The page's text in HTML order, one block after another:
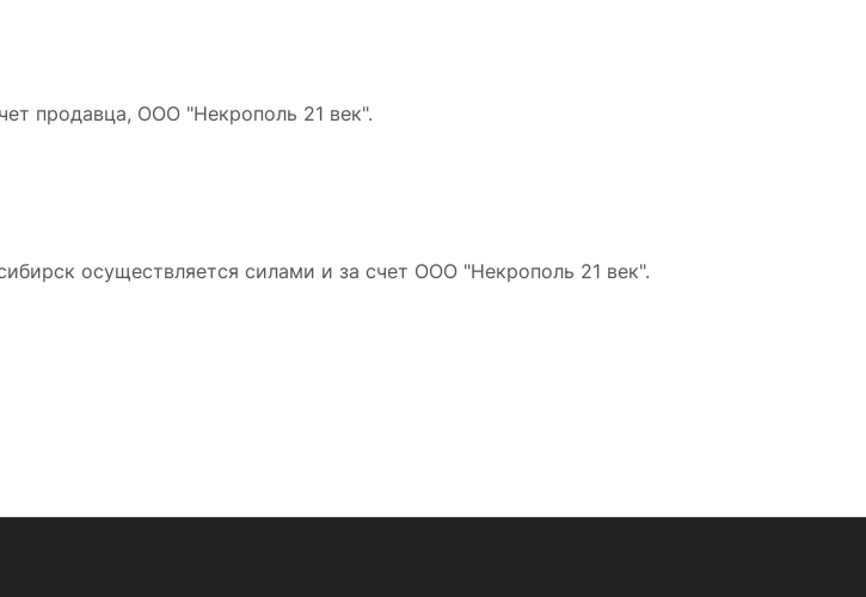
продавца, ООО "Некрополь 21 век".
осуществляется силами и за счет ООО "Некрополь 21 век".